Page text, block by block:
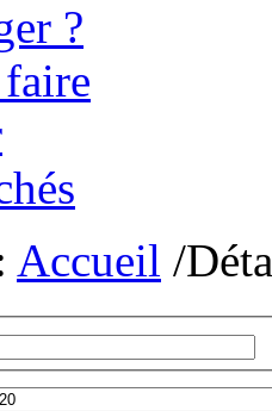
?
Accueil /